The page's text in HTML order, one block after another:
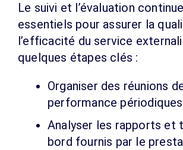
Le suivi et l’évaluation
essentiels pour assurer la
l’efficacité du service
quelques étapes clés :
Organiser des réunions
performance périodiques
Analyser les rapports et
bord fournis par le